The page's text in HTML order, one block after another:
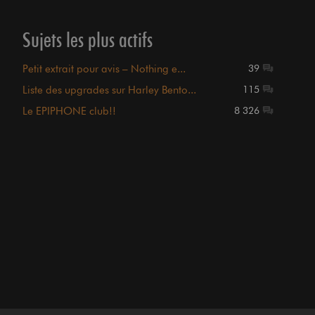
Sujets les plus actifs
Petit extrait pour avis – Nothing e... 39
Liste des upgrades sur Harley Bento... 115
Le EPIPHONE club!! 8 326